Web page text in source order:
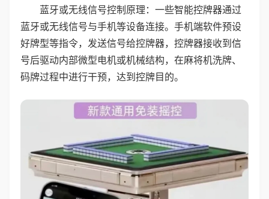
蓝牙或无线信号控制原理：一些智能控牌器通过
蓝牙或无线信号与手机等设备连接。手机端软件预设
好牌型等指令，发送信号给控牌器，控牌器接收到信
号后驱动内部微型电机或机械结构，在麻将机洗牌、
码牌过程中进行干预，达到控牌目的。